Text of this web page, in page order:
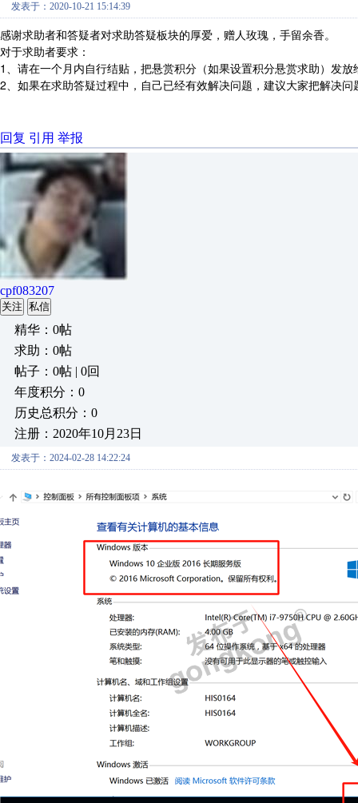
发表于：2020-10-21 15:14:39
感谢求助者和答疑者对求助答疑板块的厚爱，赠人玫瑰，手留余香。
对于求助者要求：
1、请在一个月内自行结贴，把悬赏积分（如果设置积分悬赏求助）发放
2、如果在求助答疑过程中，自己已经有效解决问题，建议大家把解决
回复 引用 举报
cpf083207
关注 私信
精华：0帖
求助：0帖
帖子：0帖 | 0回
年度积分：0
历史总积分：0
注册：2020年10月23日
发表于：2024-02-28 14:22:24